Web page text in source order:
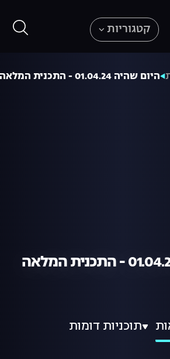
קטגוריות
היום שהיה 01.04.24 - התכנית המלאה
תוכניות דומות